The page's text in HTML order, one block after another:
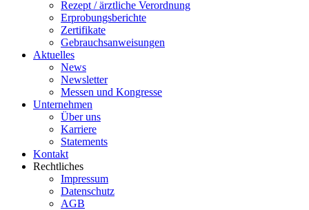
Rezept / ärztliche Verordnung
Erprobungsberichte
Zertifikate
Gebrauchsanweisungen
Aktuelles
News
Newsletter
Messen und Kongresse
Unternehmen
Über uns
Karriere
Statements
Kontakt
Rechtliches
Impressum
Datenschutz
AGB